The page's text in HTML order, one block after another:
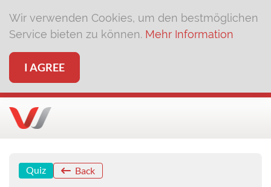
Wir verwenden Cookies, um den bestmöglichen
Service bieten zu können. Mehr Information
I AGREE
Quiz Back